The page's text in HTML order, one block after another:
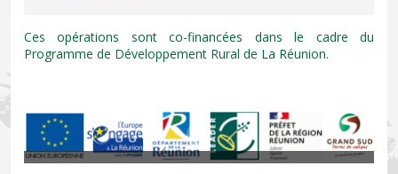
Ces opérations sont co-financées dans le cadre du
Programme de Développement Rural de La Réunion.